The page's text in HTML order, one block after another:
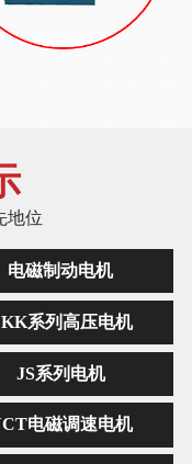
地位
电磁制动电机
系列高压电机
JS系列电机
电磁调速电机